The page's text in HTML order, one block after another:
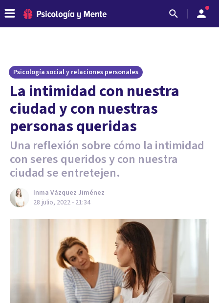
Psicología social y relaciones personales
La intimidad con nuestra
ciudad y con nuestras
personas queridas
Una reflexión sobre cómo la intimidad
con seres queridos y con nuestra
ciudad se entretejen.
Inma Vázquez Jiménez
28 julio, 2022 - 21:34